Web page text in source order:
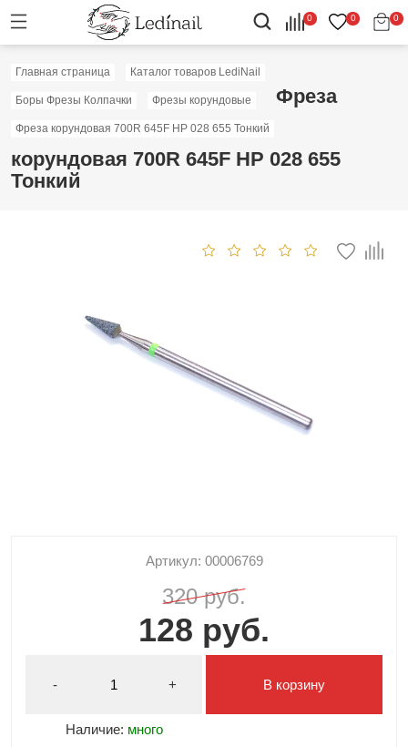
0 0 0
Главная страница Каталог товаров LediNail
Боры Фрезы Колпачки Фрезы корундовые
Фреза корундовая 700R 645F HP 028 655 Тонкий
Фреза
корундовая 700R 645F HP 028 655
Тонкий
Артикул: 00006769
320 руб.
128 руб.
- +
Наличие: много
В корзину